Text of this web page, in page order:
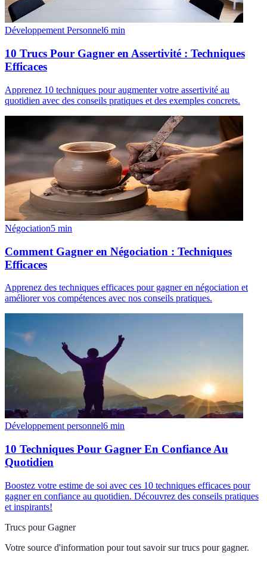
Développement Personnel6 min
10 Trucs Pour Gagner en Assertivité : Techniques
Efficaces
Apprenez 10 techniques pour augmenter votre assertivité au
quotidien avec des conseils pratiques et des exemples concrets.
Négociation5 min
Comment Gagner en Négociation : Techniques
Efficaces
Apprenez des techniques efficaces pour gagner en négociation et
améliorer vos compétences avec nos conseils pratiques.
Développement personnel6 min
10 Techniques Pour Gagner En Confiance Au
Quotidien
Boostez votre estime de soi avec ces 10 techniques efficaces pour
gagner en confiance au quotidien. Découvrez des conseils pratiques
et inspirants!
Trucs pour Gagner
Votre source d'information pour tout savoir sur trucs pour gagner.